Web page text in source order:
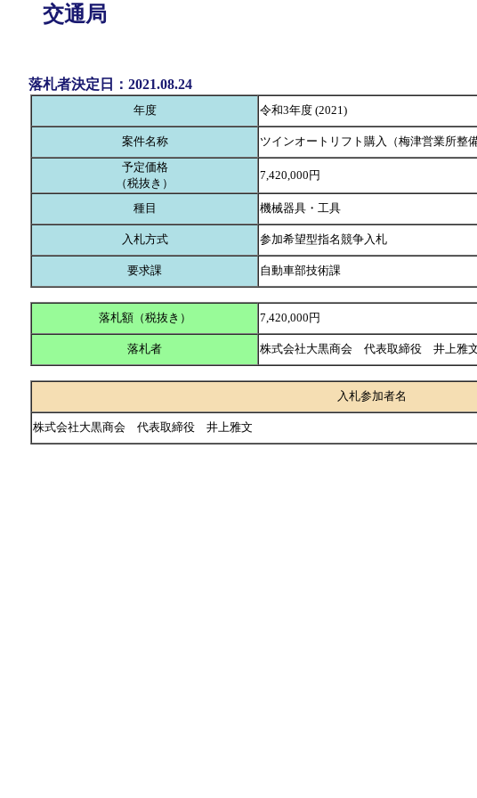
交通局
落札者決定日：2021.08.24
年度 令和3年度 (2021)
案件名称
ツインオートリフト購入（梅津営業所整備
予定価格
（税抜き）
7,420,000円
種目 機械器具・工具
入札方式 参加希望型指名競争入札
要求課 自動車部技術課
落札額（税抜き） 7,420,000円
落札者 株式会社大黒商会 代表取締役 井上雅
入札参加者名
株式会社大黒商会 代表取締役 井上雅文